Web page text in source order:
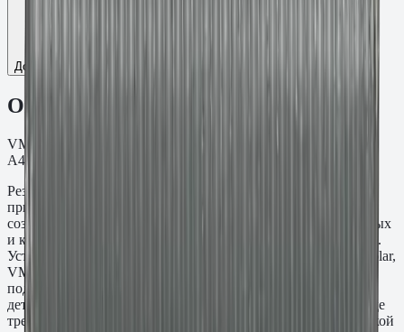
Добавить к сравнению
Описание
VM-A Шпилька резьба M12, L=185 мм. Нержавеющая сталь
A4.
Резьбовая шпилька VM-A M12×185 мм предназначена для
применения с химическими анкерными составами при
создании резьбовых точек крепления в бетонных, кирпичных
и каменных основаниях. Материал: Нержавеющая сталь A4.
Устанавливается совместно с составами Fasty VE-SF, VE-Polar,
VME-600 и PE-SF. При необходимости нарезается по месту
под нужную длину. Используется для анкеровки закладных
деталей, стоек, ограждений и конструктивных узлов там, где
требуется стандартный метрический шаг резьбы без заводской